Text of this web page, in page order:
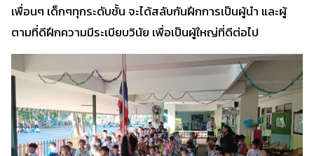
เพื่อนๆ เด็กๆทุกระดับชั้น จะได้สลับกันฝึกการเป็นผู้นำ และผู้
ตามที่ดีฝึกความมีระเบียบวินัย เพื่อเป็นผู้ใหญ่ที่ดีต่อไป